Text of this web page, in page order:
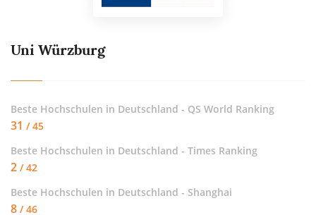
Uni Würzburg
Beste Hochschulen in Deutschland - QS World Ranking
31 / 45
Beste Hochschulen in Deutschland - Times Ranking
2 / 42
Beste Hochschulen in Deutschland - Shanghai
8 / 46